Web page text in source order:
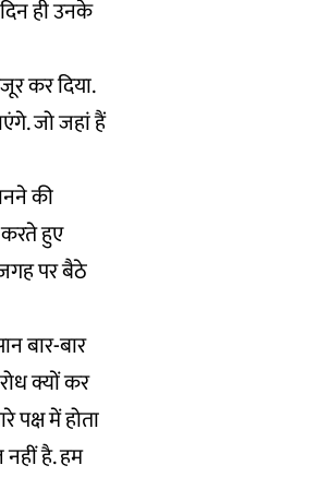
ही उनके
कर दिया.
जो जहां हैं
की
करते हुए
पर बैठे
बार-बार
क्यों कर
में होता
है. हम